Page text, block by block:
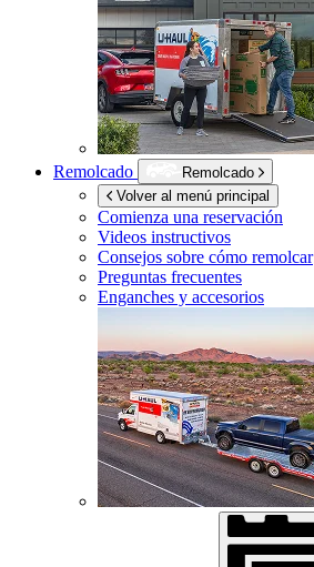
Remolcado
Remolcado
Volver al menú principal
Comienza una reservación
Videos instructivos
Consejos sobre cómo remolcar
Preguntas frecuentes
Enganches y accesorios